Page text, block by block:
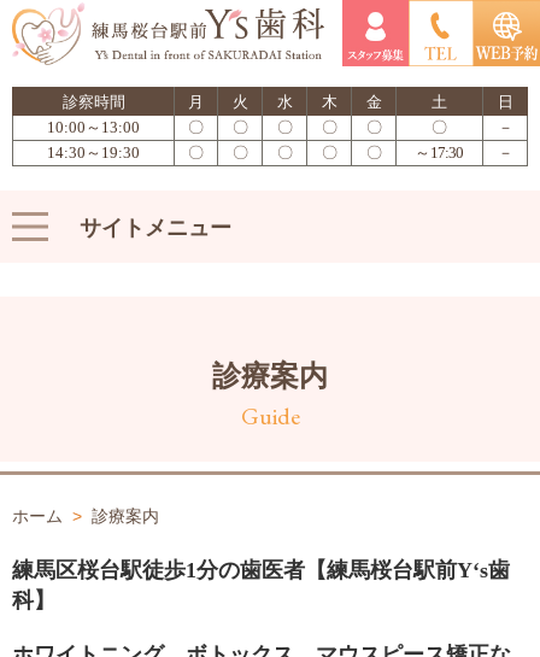
診察時間 月 火 水 木 金 土
日
10:00～13:00
〇 〇 〇 〇 〇 〇
－
14:30～19:30
〇 〇 〇 〇 〇 ～17:30 －
サイトメニュー
診療案内
Guide
ホーム > 診療案内
練馬区桜台駅徒歩1分の歯医者【練馬桜台駅前Y‘s歯
科】